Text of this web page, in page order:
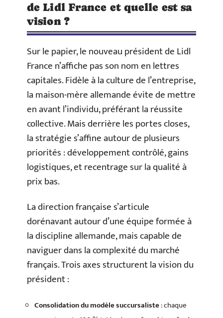
de Lidl France et quelle est sa
vision ?
Sur le papier, le nouveau président de Lidl
France n’affiche pas son nom en lettres
capitales. Fidèle à la culture de l’entreprise,
la maison-mère allemande évite de mettre
en avant l’individu, préférant la réussite
collective. Mais derrière les portes closes,
la stratégie s’affine autour de plusieurs
priorités : développement contrôlé, gains
logistiques, et recentrage sur la qualité à
prix bas.
La direction française s’articule
dorénavant autour d’une équipe formée à
la discipline allemande, mais capable de
naviguer dans la complexité du marché
français. Trois axes structurent la vision du
président :
Consolidation du modèle succursaliste: chaque